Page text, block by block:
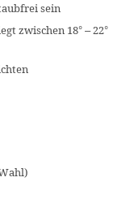
sein
zwischen 18° – 22°